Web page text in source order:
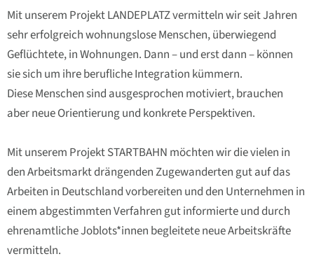
Mit unserem ProjektLANDEPLATZvermitteln wir seit Jahren
sehr erfolgreich wohnungslose Menschen, überwiegend
Geflüchtete, in Wohnungen. Dann – und erst dann – können
sie sich um ihre berufliche Integration kümmern.
Diese Menschen sind ausgesprochen motiviert, brauchen
aber neue Orientierung und konkrete Perspektiven.
Mit unserem ProjektSTARTBAHN möchten wir die vielen in
den Arbeitsmarkt drängenden Zugewanderten gut auf das
Arbeiten in Deutschland vorbereiten und den Unternehmen in
einem abgestimmten Verfahren gut informierte und durch
ehrenamtliche Joblots*innen begleitete neue Arbeitskräfte
vermitteln.